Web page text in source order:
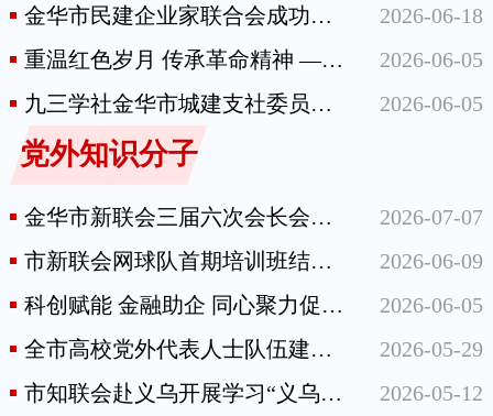
金华市民建企业家联合会成功举办电商AI专项技能考证培训专场活动
2026-06-18
重温红色岁月 传承革命精神 ——民进金华开发区总支部赴方志敏纪念馆开展学习教育
2026-06-05
九三学社金华市城建支社委员会赴旺大鑫集团开展供应链与绿色低碳专题调研
2026-06-05
党外知识分子
金华市新联会三届六次会长会议召开
2026-07-07
市新联会网球队首期培训班结业仪式举行
2026-06-09
科创赋能 金融助企 同心聚力促发展——市知联会国资分会开展科技金融助企专项服务活动
2026-06-05
全市高校党外代表人士队伍建设座谈会召开
2026-05-29
市知联会赴义乌开展学习“义乌发展经验”研学活动
2026-05-12